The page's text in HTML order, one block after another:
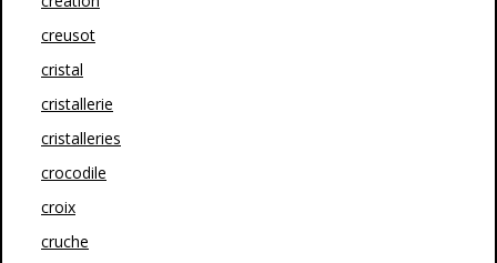
creusot
cristal
cristallerie
cristalleries
crocodile
croix
cruche